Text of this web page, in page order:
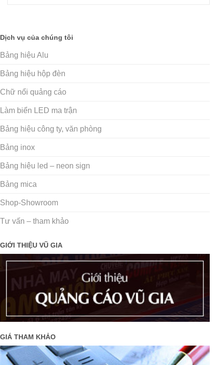
Dịch vụ của chúng tôi
Bảng hiệu Alu
Bảng hiệu hộp đèn
Chữ nổi quảng cáo
Làm biển LED ma trận
Bảng hiệu công ty, văn phòng
Bảng inox
Bảng hiệu led – neon sign
Bảng mica
Shop-Showroom
Tư vấn – tham khảo
GIỚI THIỆU VŨ GIA
GIÁ THAM KHẢO